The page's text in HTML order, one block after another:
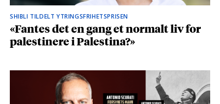
SHIBLI TILDELT YTRINGSFRIHETSPRISEN
«Fantes det en gang et normalt liv for
palestinere i Palestina?»